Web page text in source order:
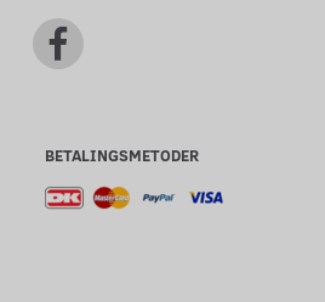
BETALINGSMETODER